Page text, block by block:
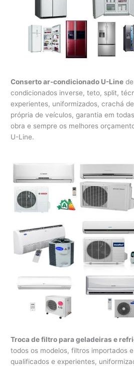
Conserto ar-condicionado U-Line
condicionados inverse, teto, split,
experientes, uniformizados, crachá
própria de veículos, garantia em
obra e sempre os melhores
U-Line.
Troca de filtro para geladeiras e
todos os modelos, filtros importados
qualificados e experientes,